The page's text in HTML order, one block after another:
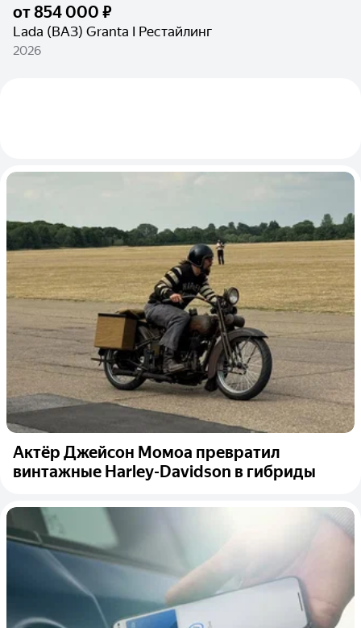
от854 000 ₽
Lada (ВАЗ) Granta I Рестайлинг
2026
Актёр Джейсон Момоа превратил
винтажные Harley-Davidson в гибриды